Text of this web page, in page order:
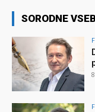
SORODNE